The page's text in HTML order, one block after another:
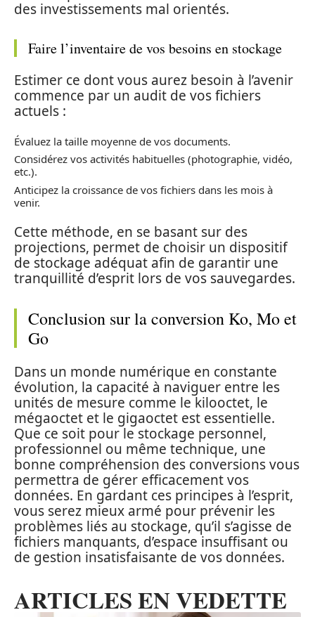
des investissements mal orientés.
Faire l’inventaire de vos besoins en stockage
Estimer ce dont vous aurez besoin à l’avenir
commence par un audit de vos fichiers
actuels :
Évaluez la taille moyenne de vos documents.
Considérez vos activités habituelles (photographie, vidéo,
etc.).
Anticipez la croissance de vos fichiers dans les mois à
venir.
Cette méthode, en se basant sur des
projections, permet de choisir un dispositif
de stockage adéquat afin de garantir une
tranquillité d’esprit lors de vos sauvegardes.
Conclusion sur la conversion Ko, Mo et
Go
Dans un monde numérique en constante
évolution, la capacité à naviguer entre les
unités de mesure comme le kilooctet, le
mégaoctet et le gigaoctet est essentielle.
Que ce soit pour le stockage personnel,
professionnel ou même technique, une
bonne compréhension des conversions vous
permettra de gérer efficacement vos
données. En gardant ces principes à l’esprit,
vous serez mieux armé pour prévenir les
problèmes liés au stockage, qu’il s’agisse de
fichiers manquants, d’espace insuffisant ou
de gestion insatisfaisante de vos données.
ARTICLES EN VEDETTE